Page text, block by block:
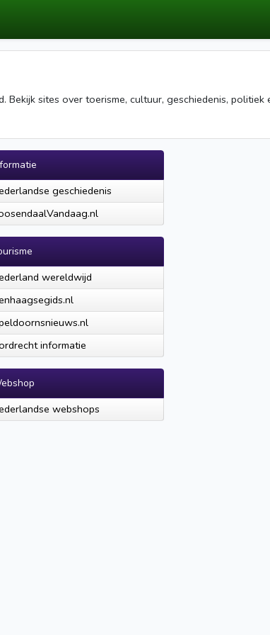
sites over toerisme, cultuur, geschiedenis, politiek
geschiedenis
wereldwijd
informatie
webshops